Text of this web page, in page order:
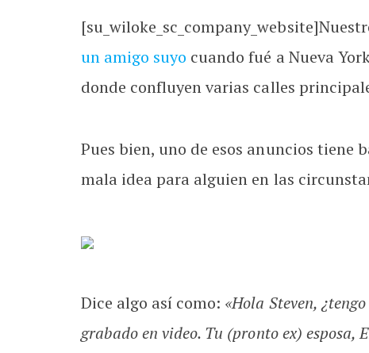
un amigo suyo cuando fué a Nueva
donde confluyen varias calles
Pues bien, uno de esos anuncios tiene
mala idea para alguien en las
Dice algo así como: «Hola Steven,
grabado en video. Tu (pronto ex) esposa,